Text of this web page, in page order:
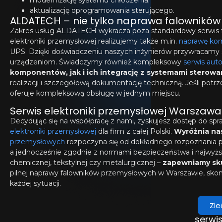
aktualizację oprogramowania sterującego.
ALDATECH – nie tylko naprawa falowników
Zakres usług ALDATECH wykracza poza standardowy
elektroniki przemysłowej realizujemy także m.in. naprawę
UPS. Dzięki doświadczeniu naszych inżynierów
urządzeniom. Świadczymy również kompleksowy serwis
komponentów, jak i ich integrację z systemami
realizacji i szczegółową dokumentację techniczną. Jeśli
oferuje kompleksową obsługę w jednym miejscu.
Serwis elektroniki przemysłowej
Decydując się na współpracę z nami, zyskujesz dostęp do
elektroniki przemysłowej dla firm z całej Polski. Wyróżnia
przemysłowych rozpoczyna się od dokładnego
a jednocześnie zgodnie z normami bezpieczeństwa i
chemicznej, tekstylnej czy metalurgicznej – zapewniamy
pilnej naprawy falowników przemysłowych w Warszawie,
każdej sytuacji.